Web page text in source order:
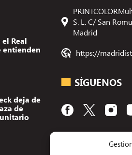
Real
entienden
deja de
de
S. L. C/ San
Madrid
https://
SÍGUENOS